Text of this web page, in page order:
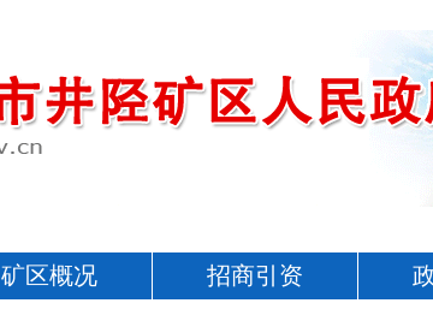
矿区概况 招商引资